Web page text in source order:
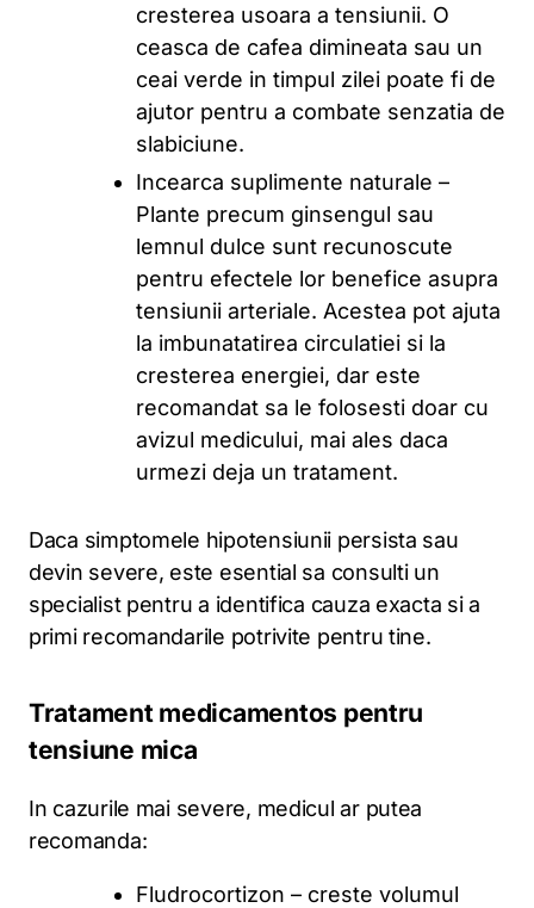
cresterea usoara a tensiunii. O
ceasca de cafea dimineata sau un
ceai verde in timpul zilei poate fi de
ajutor pentru a combate senzatia de
slabiciune.
Incearca suplimente naturale –
Plante precum ginsengul sau
lemnul dulce sunt recunoscute
pentru efectele lor benefice asupra
tensiunii arteriale. Acestea pot ajuta
la imbunatatirea circulatiei si la
cresterea energiei, dar este
recomandat sa le folosesti doar cu
avizul medicului, mai ales daca
urmezi deja un tratament.
Daca simptomele hipotensiunii persista sau
devin severe, este esential sa consulti un
specialist pentru a identifica cauza exacta si a
primi recomandarile potrivite pentru tine.
Tratament medicamentos pentru
tensiune mica
In cazurile mai severe, medicul ar putea
recomanda:
Fludrocortizon – creste volumul